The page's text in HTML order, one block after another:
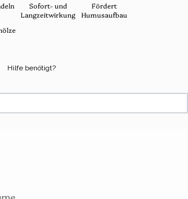
Sofort- und
Langzeitwirkung
Fördert
Humusaufbau
Hilfe benötigt?